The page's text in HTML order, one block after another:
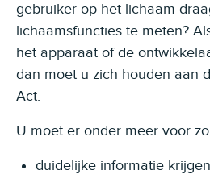
gebruiker op het lichaam
lichaamsfuncties te meten?
het apparaat of de
dan moet u zich houden aan
Act.
U moet er onder meer voor
duidelijke informatie